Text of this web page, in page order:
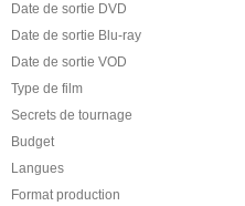
Date de sortie DVD
Date de sortie Blu-ray
Date de sortie VOD
Type de film
Secrets de tournage
Budget
Langues
Format production